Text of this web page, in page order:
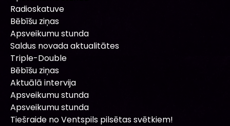
Radioskatuve
Bēbīšu ziņas
Apsveikumu stunda
Saldus novada aktualitātes
Triple-Double
Bēbīšu ziņas
Aktuālā intervija
Apsveikumu stunda
Apsveikumu stunda
Tiešraide no Ventspils pilsētas svētkiem!